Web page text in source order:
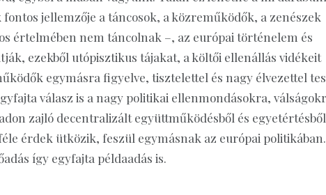
jellemzője a táncosok, a közreműködők, a zenészek
értelmében nem táncolnak –, az európai történelem és
ezekből utópisztikus tájakat, a költői ellenállás vidékeit
egymásra figyelve, tisztelettel és nagy élvezettel
válasz is a nagy politikai ellenmondásokra,
zajló decentralizált együttműködésből és egyetértésből
érdek ütközik, feszül egymásnak az európai
így egyfajta példaadás is.